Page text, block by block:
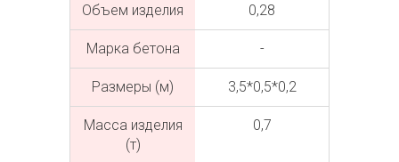
Объем изделия 0,28
Марка бетона -
Размеры (м) 3,5*0,5*0,2
Масса изделия
(т)
0,7